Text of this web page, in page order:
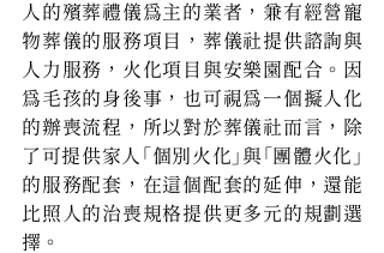
人的殯葬禮儀為主的業者，兼有經營寵
物葬儀的服務項目，葬儀社提供諮詢與
人力服務，火化項目與安樂園配合。因
為毛孩的身後事，也可視為一個擬人化
的辦喪流程，所以對於葬儀社而言，除
了可提供家人「個別火化」與「團體火化」
的服務配套，在這個配套的延伸，還能
比照人的治喪規格提供更多元的規劃選
擇。